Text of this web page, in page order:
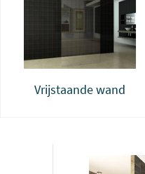
Vrijstaande wand